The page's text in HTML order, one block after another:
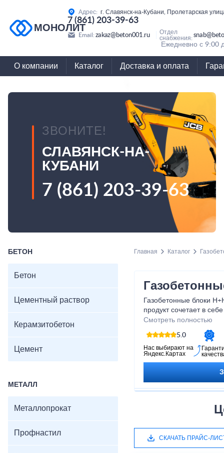
МОНОЛИТ
Адрес: г. Славянск-на-Кубани, Пролетарская
7 (861) 203-39-63
Email: zakaz@beton001.ru
Отдел
снабжения:
Ежедневно с 9:00
О компании Каталог Доставка и оплата
ЗВОНИТЕ!
СЛАВЯНСК-НА-
КУБАНИ
7 (861) 203-39-63
БЕТОН
Бетон
Цементный раствор
Керамзитобетон
Цемент
МЕТАЛЛ
Металлопрокат
Профнастил
Главная Каталог
Газобетонные блоки
продукт сочетает в
обеспечивая надежную
монтаже. Будьте
блоки Н+Н, вы
материал, который
откладывайте свои
Смотреть полностью
5.0
Нас выбирают на
Яндекс.Картах
СКАЧАТЬ ПРАЙС-